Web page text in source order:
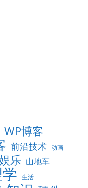
WP博客
前沿技术 动画
乐 山地车
生活